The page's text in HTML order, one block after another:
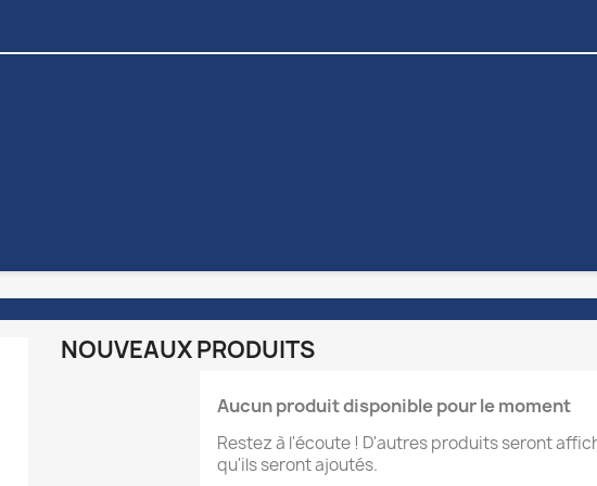
NOUVEAUX PRODUITS
Aucun produit disponible pour le moment
Restez à l'écoute ! D'autres produits seront
qu'ils seront ajoutés.